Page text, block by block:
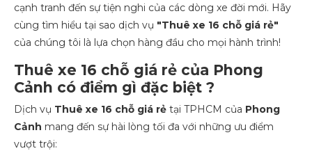
cạnh tranh đến sự tiện nghi của các dòng xe đời mới. Hãy
cùng tìm hiểu tại sao dịch vụ "Thuê xe 16 chỗ giá rẻ"
của chúng tôi là lựa chọn hàng đầu cho mọi hành trình!
Thuê xe 16 chỗ giá rẻ của Phong
Cảnh có điểm gì đặc biệt ?
Dịch vụ Thuê xe 16 chỗ giá rẻ tại TPHCM của Phong
Cảnh mang đến sự hài lòng tối đa với những ưu điểm
vượt trội: